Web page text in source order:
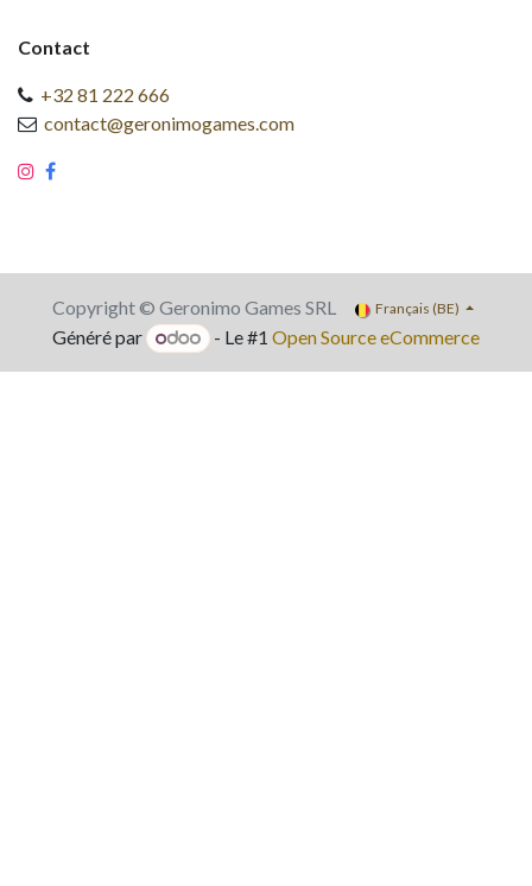
Contact
+32 81 222 666
contact@geronimogames.com
Copyright © Geronimo Games SRL Français (BE)
Généré par - Le #1Open Source eCommerce